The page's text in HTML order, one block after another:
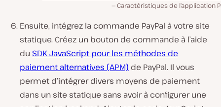
Caractéristiques de l’application
Ensuite, intégrez la commande PayPal à votre site
statique. Créez un bouton de commande à l’aide
du SDK JavaScript pour les méthodes de
paiement alternatives (APM) de PayPal. Il vous
permet d’intégrer divers moyens de paiement
dans un site statique sans avoir à configurer une